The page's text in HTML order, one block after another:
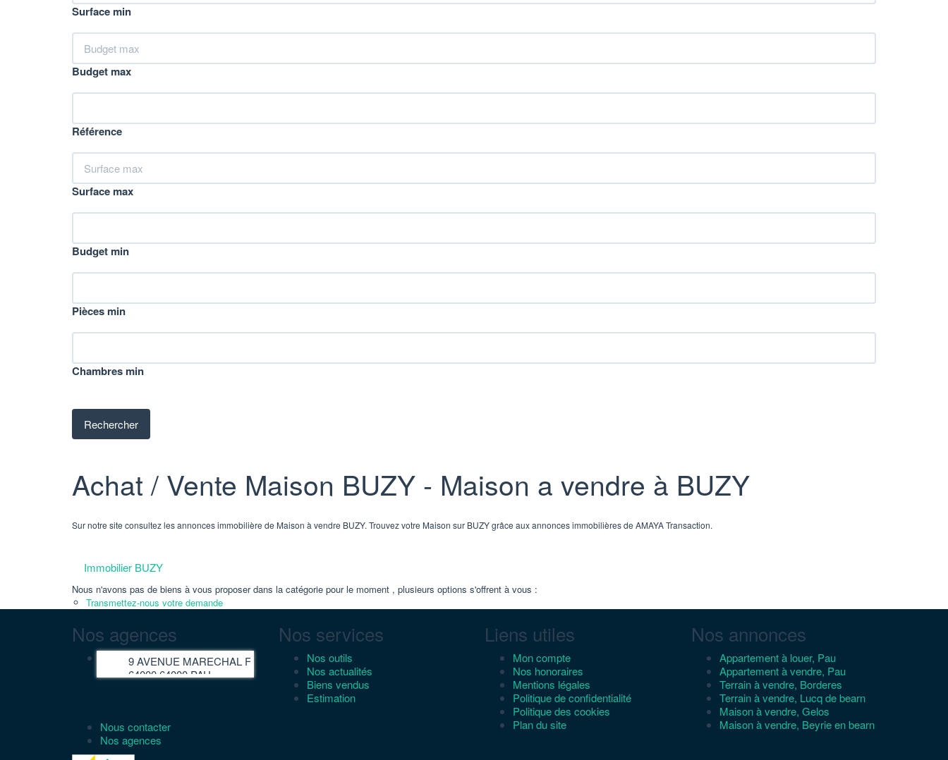
Surface min
Budget max
Référence
Surface max
Budget min
Pièces min
Chambres min
Achat / Vente Maison BUZY - Maison a vendre à BUZY
Sur notre site consultez les annonces immobilière de Maison à vendre BUZY. Trouvez votre Maison sur BUZY grâce aux annonces immobilières de AMAYA Transaction.
Immobilier BUZY
Nous n'avons pas de biens à vous proposer dans la catégorie pour le moment , plusieurs options s'offrent à vous :
Transmettez-nous votre demande
Nos agences
9 AVENUE MARECHAL FOCH,
64000 64000 PAU
Nous contacter
Nos agences
Nos services
Nos outils
Nos actualités
Biens vendus
Estimation
Liens utiles
Mon compte
Nos honoraires
Mentions légales
Politique de confidentialité
Politique des cookies
Plan du site
Nos annonces
Appartement à louer, Pau
Appartement à vendre, Pau
Terrain à vendre, Borderes
Terrain à vendre, Lucq de bearn
Maison à vendre, Gelos
Maison à vendre, Beyrie en bearn